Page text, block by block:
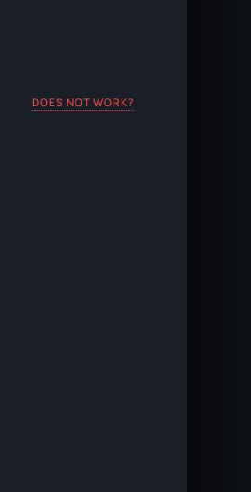
DOES NOT WORK?